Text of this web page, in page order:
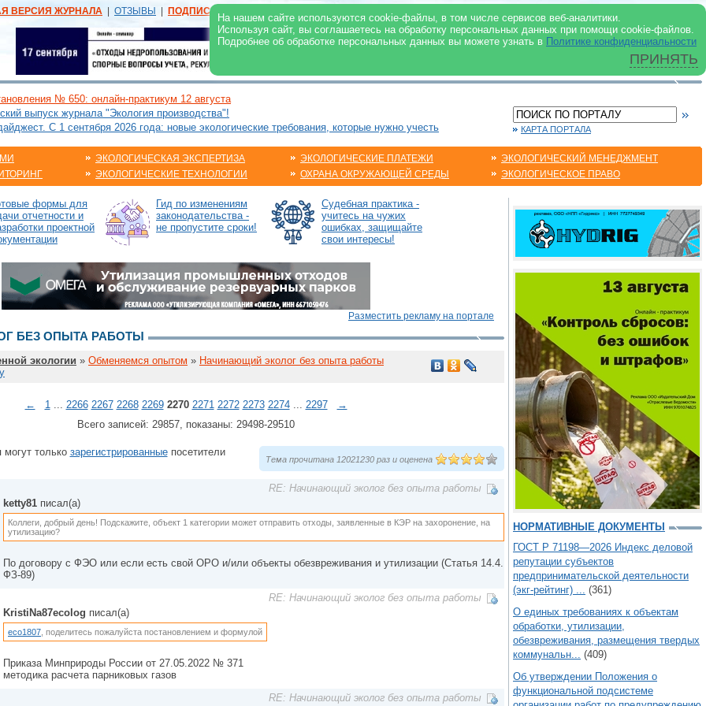
На нашем сайте используются cookie-файлы, в том числе сервисов веб-аналитики.
Используя сайт, вы соглашаетесь на обработку персональных данных при помощи cookie-файлов.
Подробнее об обработке персональных данных вы можете узнать в Политике конфиденциальности
ПРИНЯТЬ
ВЕРСИЯ ЖУРНАЛА ОТЗЫВЫ ПОДПИСКА | В ЖУРНАЛЕ В ИНТЕРНЕТ
№ 650: онлайн-практикум 12 августа
выпуск журнала "Экология производства"!
С 1 сентября 2026 года: новые экологические требования, которые нужно учесть
КАРТА ПОРТАЛА
ЭКОЛОГИЧЕСКАЯ ЭКСПЕРТИЗА
ЭКОЛОГИЧЕСКИЕ ТЕХНОЛОГИИ
ЭКОЛОГИЧЕСКИЕ ПЛАТЕЖИ
ОХРАНА ОКРУЖАЮЩЕЙ СРЕДЫ
ЭКОЛОГИЧЕСКИЙ МЕНЕДЖМЕНТ
ЭКОЛОГИЧЕСКОЕ ПРАВО
формы для
отчетности и
проектной
Гид по изменениям
законодательства -
не пропустите сроки!
Судебная практика -
учитесь на чужих
ошибках, защищайте
свои интересы!
Разместить рекламу на портале
БЕЗ ОПЫТА РАБОТЫ
экологии » Обменяемся опытом » Начинающий эколог без опыта работы
← 1... 2266 2267 2268 2269 2270 2271 2272 2273 2274... 2297
→
Всего записей: 29857, показаны: 29498-29510
Тема прочитана 12021230 раз и оценена
только зарегистрированныепосетители
RE: Начинающий эколог без опыта работы
ketty81 писал(а)
Коллеги, добрый день! Подскажите, объект 1 категории может отправить отходы, заявленные в КЭР на захоронение, на
утилизацию?
По договору с ФЭО или если есть свой ОРО и/или объекты обезвреживания и утилизации (Статья 14.4.
ФЗ-89)
RE: Начинающий эколог без опыта работы
KristiNa87ecolog писал(а)
eco1807 , поделитесь пожалуйста постановлением и формулой
Приказа Минприроды России от 27.05.2022 № 371
методика расчета парниковых газов
RE: Начинающий эколог без опыта работы
НОРМАТИВНЫЕ ДОКУМЕНТЫ
ГОСТ Р 71198—2026 Индекс деловой
репутации субъектов
предпринимательской деятельности
(экг-рейтинг) ... (361)
О единых требованиях к объектам
обработки, утилизации,
обезвреживания, размещения твердых
коммунальн... (409)
Об утверждении Положения о
функциональной подсистеме